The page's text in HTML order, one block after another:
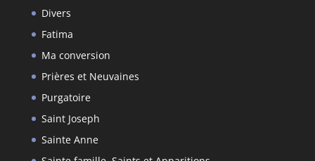
Divers
Fatima
Ma conversion
Prières et Neuvaines
Purgatoire
Saint Joseph
Sainte Anne